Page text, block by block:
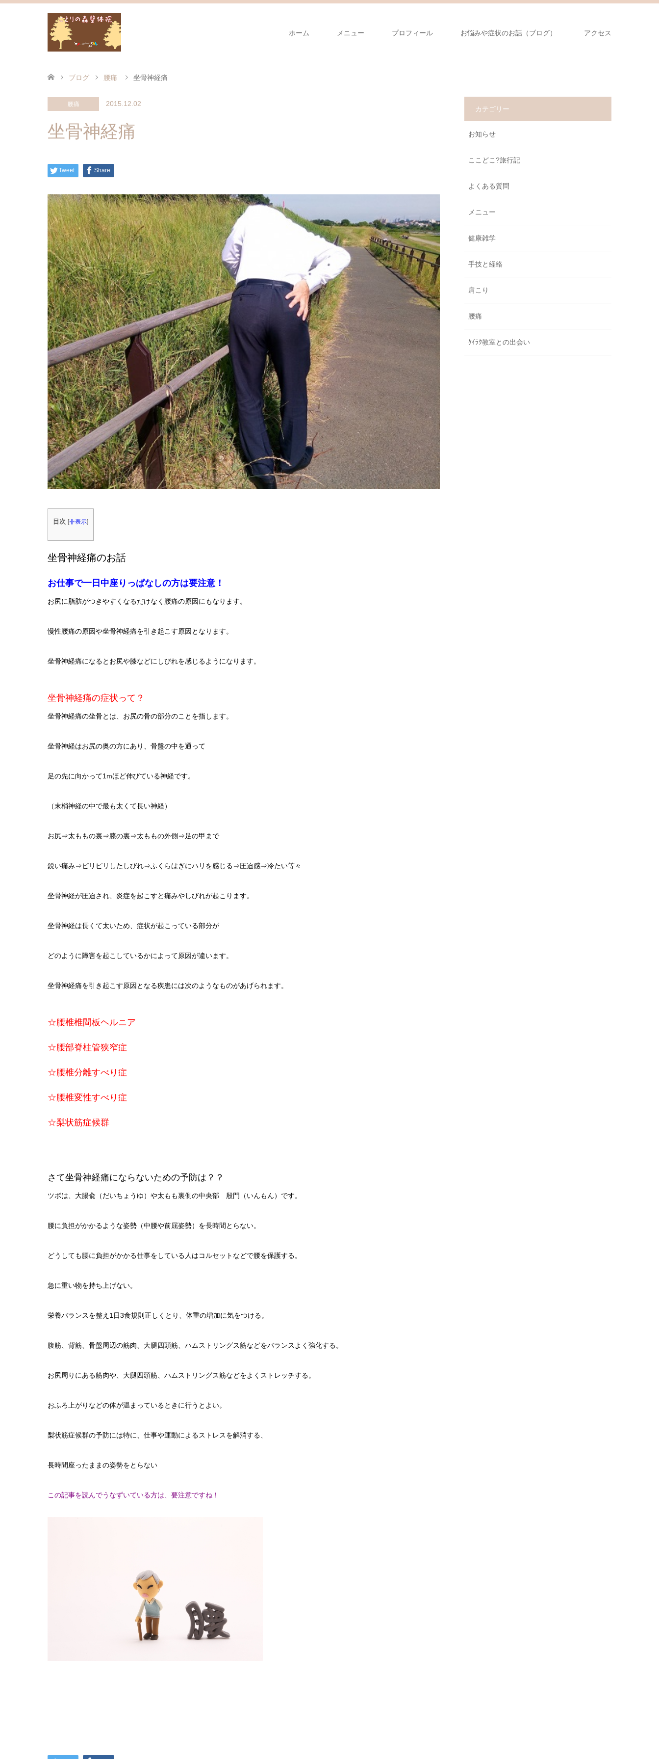
ホーム メニュー プロフィール お悩みや症状のお話（ブログ） アクセス
ブログ 腰痛 坐骨神経痛
腰痛 2015.12.02
坐骨神経痛
Tweet Share
目次 [非表示]
坐骨神経痛のお話
お仕事で一日中座りっぱなしの方は要注意！
お尻に脂肪がつきやすくなるだけなく腰痛の原因にもなります。
慢性腰痛の原因や坐骨神経痛を引き起こす原因となります。
坐骨神経痛になるとお尻や膝などにしびれを感じるようになります。
坐骨神経痛の症状って？
坐骨神経痛の坐骨とは、お尻の骨の部分のことを指します。
坐骨神経はお尻の奥の方にあり、骨盤の中を通って
足の先に向かって1mほど伸びている神経です。
（末梢神経の中で最も太くて長い神経）
お尻⇒太ももの裏⇒膝の裏⇒太ももの外側⇒足の甲まで
鋭い痛み⇒ピリピリしたしびれ⇒ふくらはぎにハリを感じる⇒圧迫感⇒冷たい等々
坐骨神経が圧迫され、炎症を起こすと痛みやしびれが起こります。
坐骨神経は長くて太いため、症状が起こっている部分が
どのように障害を起こしているかによって原因が違います。
坐骨神経痛を引き起こす原因となる疾患には次のようなものがあげられます。
☆腰椎椎間板ヘルニア
☆腰部脊柱管狭窄症
☆腰椎分離すべり症
☆腰椎変性すべり症
☆梨状筋症候群
さて坐骨神経痛にならないための予防は？？
ツボは、大腸兪（だいちょうゆ）や太もも裏側の中央部 殷門（いんもん）です。
腰に負担がかかるような姿勢（中腰や前屈姿勢）を長時間とらない。
どうしても腰に負担がかかる仕事をしている人はコルセットなどで腰を保護する。
急に重い物を持ち上げない。
栄養バランスを整え1日3食規則正しくとり、体重の増加に気をつける。
腹筋、背筋、骨盤周辺の筋肉、大腿四頭筋、ハムストリングス筋などをバランスよく強化する。
お尻周りにある筋肉や、大腿四頭筋、ハムストリングス筋などをよくストレッチする。
おふろ上がりなどの体が温まっているときに行うとよい。
梨状筋症候群の予防には特に、仕事や運動によるストレスを解消する、
長時間座ったままの姿勢をとらない
この記事を読んでうなずいている方は、要注意ですね！
カテゴリー
お知らせ
ここどこ?旅行記
よくある質問
メニュー
健康雑学
手技と経絡
肩こり
腰痛
ｹｲﾗｸ教室との出会い